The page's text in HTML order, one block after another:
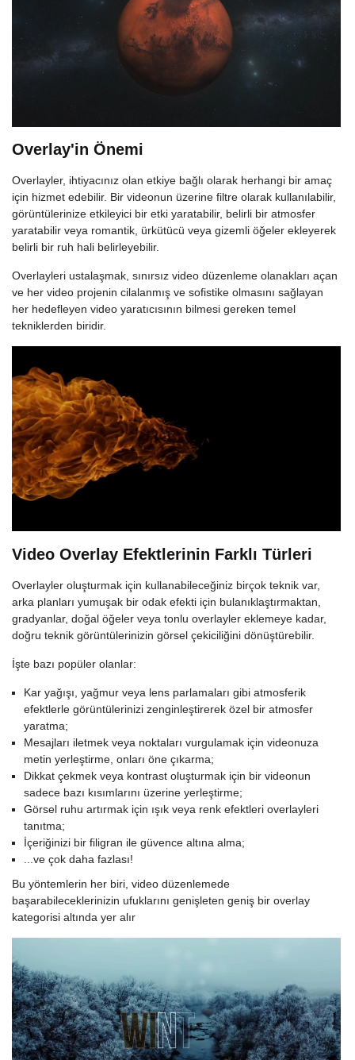
Overlay'in Önemi
Overlayler, ihtiyacınız olan etkiye bağlı olarak herhangi bir amaç
için hizmet edebilir. Bir videonun üzerine filtre olarak kullanılabilir,
görüntülerinize etkileyici bir etki yaratabilir, belirli bir atmosfer
yaratabilir veya romantik, ürkütücü veya gizemli öğeler ekleyerek
belirli bir ruh hali belirleyebilir.
Overlayleri ustalaşmak, sınırsız video düzenleme olanakları açan
ve her video projenin cilalanmış ve sofistike olmasını sağlayan
her hedefleyen video yaratıcısının bilmesi gereken temel
tekniklerden biridir.
Video Overlay Efektlerinin Farklı Türleri
Overlayler oluşturmak için kullanabileceğiniz birçok teknik var,
arka planları yumuşak bir odak efekti için bulanıklaştırmaktan,
gradyanlar, doğal öğeler veya tonlu overlayler eklemeye kadar,
doğru teknik görüntülerinizin görsel çekiciliğini dönüştürebilir.
İşte bazı popüler olanlar:
Kar yağışı, yağmur veya lens parlamaları gibi atmosferik
efektlerle görüntülerinizi zenginleştirerek özel bir atmosfer
yaratma;
Mesajları iletmek veya noktaları vurgulamak için videonuza
metin yerleştirme, onları öne çıkarma;
Dikkat çekmek veya kontrast oluşturmak için bir videonun
sadece bazı kısımlarını üzerine yerleştirme;
Görsel ruhu artırmak için ışık veya renk efektleri overlayleri
tanıtma;
İçeriğinizi bir filigran ile güvence altına alma;
...ve çok daha fazlası!
Bu yöntemlerin her biri, video düzenlemede
başarabileceklerinizin ufuklarını genişleten geniş bir overlay
kategorisi altında yer alır